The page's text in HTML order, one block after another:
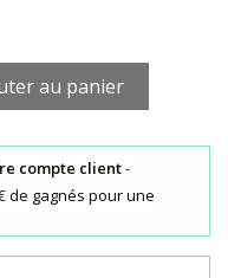
au panier
compte client-
de gagnés pour une